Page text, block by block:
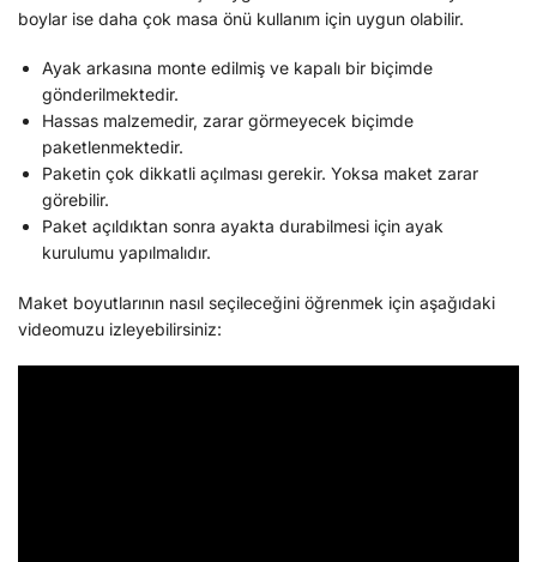
boylar ise daha çok masa önü kullanım için uygun olabilir.
Ayak arkasına monte edilmiş ve kapalı bir biçimde
gönderilmektedir.
Hassas malzemedir, zarar görmeyecek biçimde
paketlenmektedir.
Paketin çok dikkatli açılması gerekir. Yoksa maket zarar
görebilir.
Paket açıldıktan sonra ayakta durabilmesi için ayak
kurulumu yapılmalıdır.
Maket boyutlarının nasıl seçileceğini öğrenmek için aşağıdaki
videomuzu izleyebilirsiniz: